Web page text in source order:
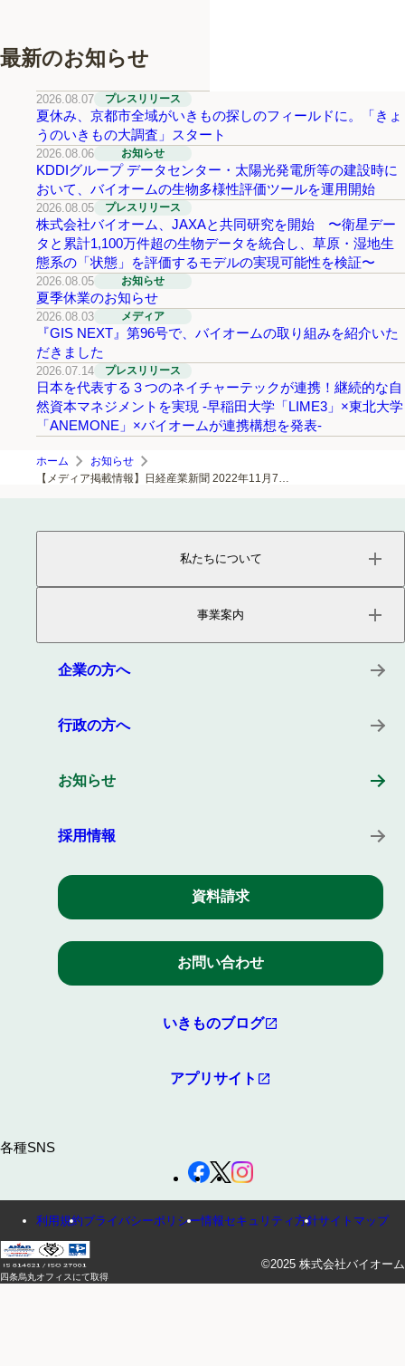
最新のお知らせ
2026.08.07 プレスリリース
夏休み、京都市全域がいきもの探しのフィールドに。「きょ
うのいきもの大調査」スタート
2026.08.06 お知らせ
KDDIグループ データセンター・太陽光発電所等の建設時に
おいて、バイオームの生物多様性評価ツールを運用開始
2026.08.05 プレスリリース
株式会社バイオーム、JAXAと共同研究を開始 〜衛星デー
タと累計1,100万件超の生物データを統合し、草原・湿地生
態系の「状態」を評価するモデルの実現可能性を検証〜
2026.08.05 お知らせ
夏季休業のお知らせ
2026.08.03 メディア
『GIS NEXT』第96号で、バイオームの取り組みを紹介いた
だきました
2026.07.14 プレスリリース
日本を代表する３つのネイチャーテックが連携！継続的な自
然資本マネジメントを実現 -早稲田大学「LIME3」×東北大学
「ANEMONE」×バイオームが連携構想を発表-
ホーム
お知らせ
【メディア掲載情報】日経産業新聞 2022年11月7日号
私たちについて
役員紹介
沿革
所在地
事業案内
プロダクト
企業の方へ
行政の方へ
お知らせ
採用情報
資料請求
お問い合わせ
いきものブログ
アプリサイト
各種SNS
利用規約プライバシーポリシー情報セキュリティ方針サイトマップ
四条烏丸オフィスにて取得
©2025 株式会社バイオーム